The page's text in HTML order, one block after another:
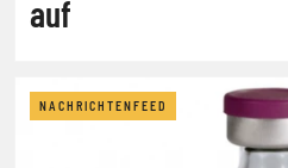
auf
NACHRICHTENFEED